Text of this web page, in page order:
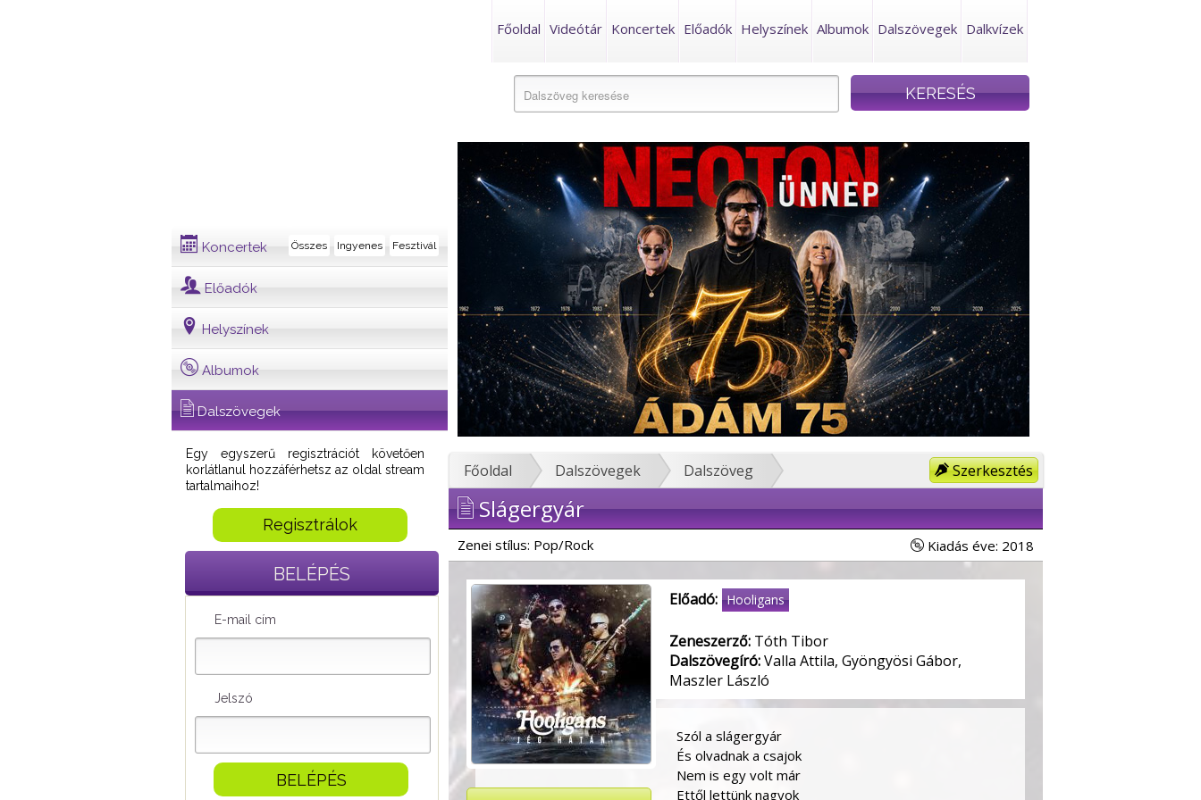
Főoldal Videótár Koncertek Előadók Helyszínek Albumok Dalszövegek Dalkvízek
Koncertek Fesztivál
Ingyenes
Összes
Előadók
Helyszínek
Albumok
Dalszövegek
Egy egyszerű regisztrációt követően
korlátlanul hozzáférhetsz az oldal stream
tartalmaihoz!
Regisztrálok
BELÉPÉS
E-mail cím
Jelszó
Szerkesztés
Főoldal Dalszövegek Dalszöveg
Slágergyár
Zenei stílus: Pop/Rock Kiadás éve: 2018
Előadó: Hooligans
Zeneszerző: Tóth Tibor
Dalszövegíró:Valla Attila, Gyöngyösi Gábor,
Maszler László
Szól a slágergyár
És olvadnak a csajok
Nem is egy volt már
Ettől lettünk nagyok